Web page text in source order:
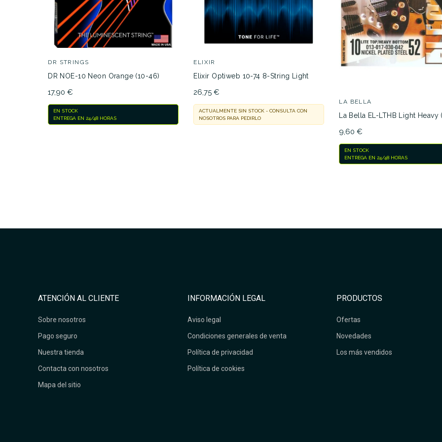
PRECIO 21,70 € 19,80 € 19,40 €
DESCRIPCIÓN
JUEGELETHO003
DR STRINGS
DR NOE-10 Neon Orange (10-46)
17,90 €
EN STOCK
ENTREGA EN 24/48 HORAS
ELIXIR
Elixir Optiweb 10-74 8-String Light
26,75 €
ACTUALMENTE SIN STOCK - CONSULTA CON
NOSOTROS PARA PEDIRLO
LA BELLA
La Bella EL-LTHB Light Heavy
9,60 €
EN STOCK
ENTREGA EN 24/48 HORAS
ATENCIÓN AL CLIENTE
Sobre nosotros
Pago seguro
Nuestra tienda
Contacta con nosotros
Mapa del sitio
INFORMACIÓN LEGAL
Aviso legal
Condiciones generales de venta
Política de privacidad
Política de cookies
PRODUCTOS
Ofertas
Novedades
Los más vendidos